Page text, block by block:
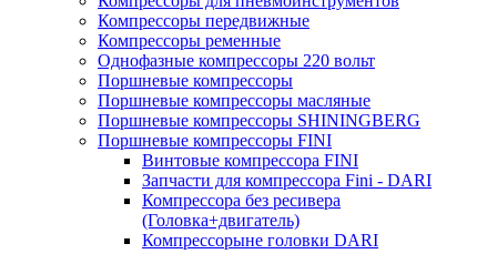
Компрессоры передвижные
Компрессоры ременные
Однофазные компрессоры 220 вольт
Поршневые компрессоры
Поршневые компрессоры масляные
Поршневые компрессоры SHININGBERG
Поршневые компрессоры FINI
Винтовые компрессора FINI
Запчасти для компрессора Fini - DARI
Компрессора без ресивера
(Головка+двигатель)
Компрессорыне головки DARI